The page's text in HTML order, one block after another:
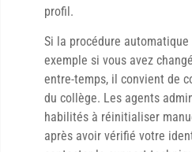
profil.
Si la procédure
exemple si vous avez
entre-temps, il convient de
du collège. Les agents
habilités à réinitialiser
après avoir vérifié votre